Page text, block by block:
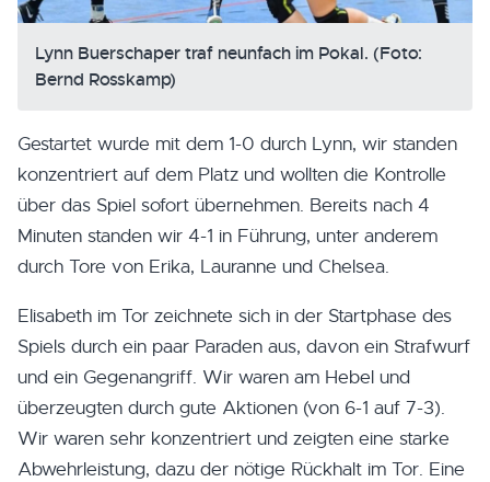
Lynn Buerschaper traf neunfach im Pokal. (Foto:
Bernd Rosskamp)
Gestartet wurde mit dem 1-0 durch Lynn, wir standen
konzentriert auf dem Platz und wollten die Kontrolle
über das Spiel sofort übernehmen. Bereits nach 4
Minuten standen wir 4-1 in Führung, unter anderem
durch Tore von Erika, Lauranne und Chelsea.
Elisabeth im Tor zeichnete sich in der Startphase des
Spiels durch ein paar Paraden aus, davon ein Strafwurf
und ein Gegenangriff. Wir waren am Hebel und
überzeugten durch gute Aktionen (von 6-1 auf 7-3).
Wir waren sehr konzentriert und zeigten eine starke
Abwehrleistung, dazu der nötige Rückhalt im Tor. Eine